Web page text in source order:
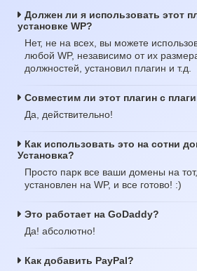
Должен ли я использовать этот
установке WP?
Нет, не на всех, вы можете
любой WP, независимо от их
должностей, установил плагин и т.д.
Совместим ли этот плагин с
Да, действительно!
Как использовать это на сотни
Установка?
Просто парк все ваши домены на
установлен на WP, и все готово! :)
Это работает на GoDaddy?
Да! абсолютно!
Как добавить PayPal?